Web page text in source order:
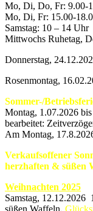
Mo, Di, Do, Fr: 9.00-
Mo, Di, Fr: 15.00-
Samstag: 10 – 14 Uhr
Mittwochs Ruhetag,
Donnerstag,
Rosenmontag,
Sommer-/
Montag, 1.07.2026
bearbeitet:
Am Montag,
Verkaufsoffener
herzhaften & süßen
Weihnachten 2025
Samstag, 12.12.2026
süßen Waffeln,